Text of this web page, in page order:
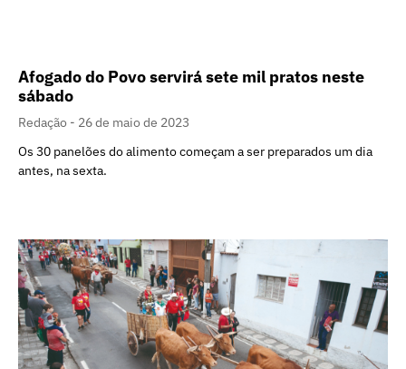
Afogado do Povo servirá sete mil pratos neste
sábado
Redação
26 de maio de 2023
Os 30 panelões do alimento começam a ser preparados um dia
antes, na sexta.